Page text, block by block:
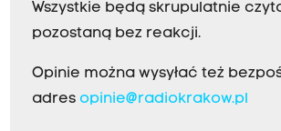
Wszystkie będą skrupulatnie
pozostaną bez reakcji.
Opinie można wysyłać też
adres opinie@radiokrakow.pl